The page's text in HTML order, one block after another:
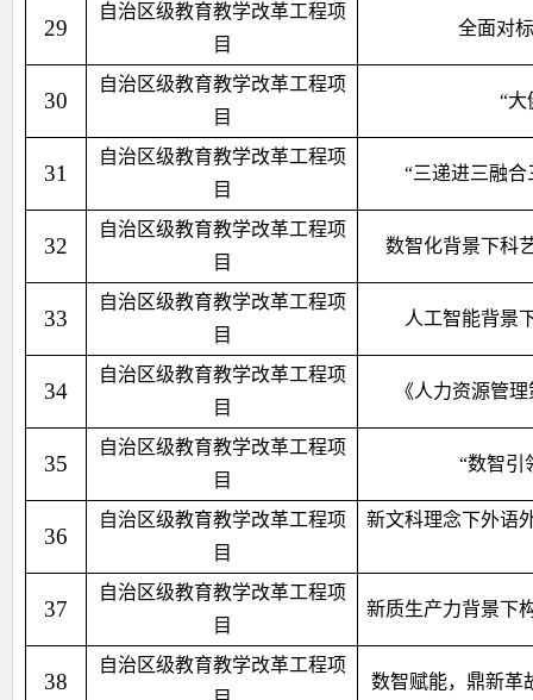
29
自治区级教育教学改革工程项
目
全面对
30
自治区级教育教学改革工程项
目
“大
31
自治区级教育教学改革工程项
目
“三递进三融
32
自治区级教育教学改革工程项
目
数智化背景下科
33
自治区级教育教学改革工程项
目
人工智能背景
34
自治区级教育教学改革工程项
目
《人力资源管
35
自治区级教育教学改革工程项
目
“数智引
36
自治区级教育教学改革工程项
目
新文科理念下外语
37
自治区级教育教学改革工程项
目
新质生产力背景下
38
自治区级教育教学改革工程项
数智赋能，鼎新革